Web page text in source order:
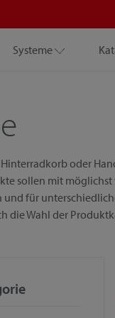
Systeme
oder
sollen mit
und für
die Wahl der